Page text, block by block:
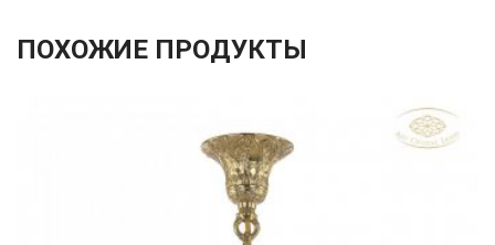
ПОХОЖИЕ ПРОДУКТЫ